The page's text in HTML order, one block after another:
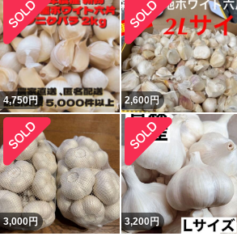
4,750円 2,600円
3,000円 3,200円